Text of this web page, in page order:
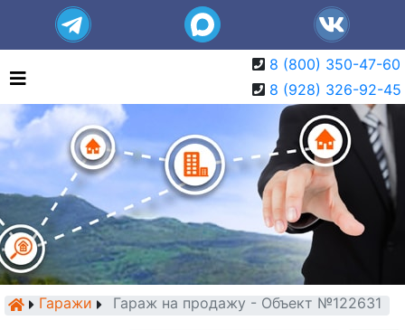
8 (800) 350-47-60
8 (928) 326-92-45
Гаражи Гараж на продажу - Объект №122631